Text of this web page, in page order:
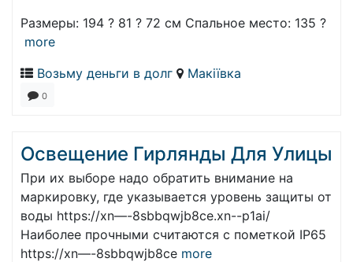
Размеры: 194 ? 81 ? 72 см Спальное место: 135 ?
more
Возьму деньги в долг
Макіївка
0
Освещение Гирлянды Для Улицы
При их выборе надо обратить внимание на
маркировку, где указывается уровень защиты от
воды https://xn—-8sbbqwjb8ce.xn--p1ai/
Наиболее прочными считаются с пометкой IP65
https://xn—-8sbbqwjb8ce more